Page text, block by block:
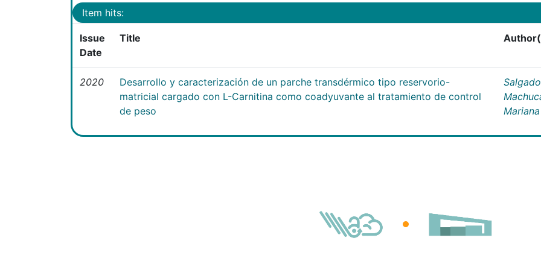
Item hits:
Issue
Date
Title
2020
Desarrollo y caracterización de un parche transdérmico tipo reservorio-
matricial cargado con L-Carnitina como coadyuvante al tratamiento de control
de peso
Salgado
Mariana